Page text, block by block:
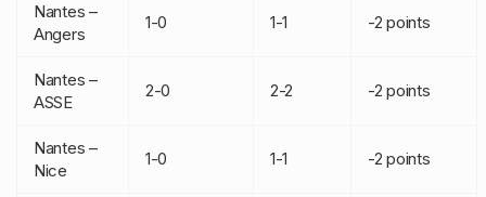
Nantes –
Angers
1-0 1-1 -2 points
Nantes –
ASSE
2-0 2-2 -2 points
Nantes –
Nice
1-0 1-1 -2 points